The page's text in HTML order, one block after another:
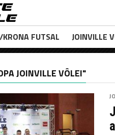
KRONA FUTSAL JOINVILLE
JOINVILLE VÔLEI"